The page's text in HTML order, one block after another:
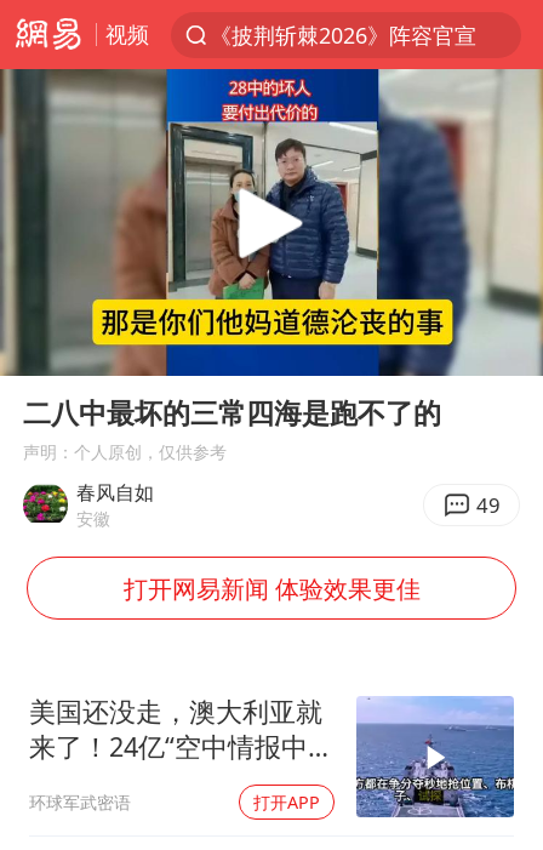
视频
《披荆斩棘2026》阵容官宣
上半年我国经营主体结构持续优化
杭州机场已取消航班388架次
白海豚北上或致京津冀暴雨
广西公开征集涉黑涉恶犯罪线索
新疆一婚礼线上邀请引热议
世界第1特鲁姆普斯诺克中国赛一轮游
云南一男子胃中取出180颗铁钉
曹颖儿子首次演长剧
以军士兵把枪口对准中国记者
Play
00:00 04:37
二八中最坏的三常四海是跑不了的
声明：个人原创，仅供参考
春风自如
安徽 49
打开网易新闻 体验效果更佳
美国还没走，澳大利亚就
来了！24亿“空中情报中
心”刚到手就杀入南海
环球军武密语 打开APP